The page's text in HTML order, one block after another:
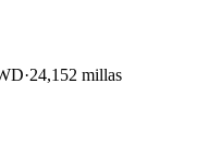
24,152 millas